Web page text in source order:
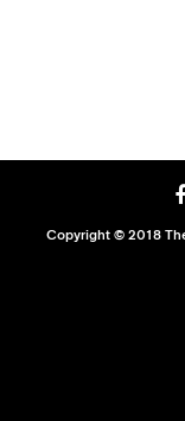
Copyright © 2018